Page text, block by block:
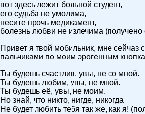
вот здесь лежит больной студент,
его судьба не умолима,
несите прочь медикамент,
болезнь любви не излечима (получено
Привет я твой мобильник, мне
пальчиками по моим эрогенным
Ты будешь счастлив, увы, не со мной.
Ты будешь любим, увы, не мной.
Ты будешь её, увы, не моим.
Но знай, что никто, нигде, никогда
Не будет любить тебя так же, как я!